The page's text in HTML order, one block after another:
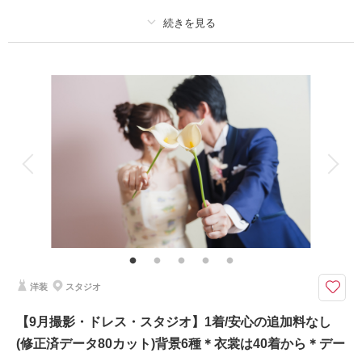
このプランで撮影可能な撮影レポート
撮影日：2025年6月23日
撮影場所：偕楽園&海（茨城）
撮影日の空き
を確認する
新婦衣装2着
ヘアメイク
データ 100 カット
会食
家族用衣装レンタル ペットと撮影
その他含むもの
雨天時は安心の日程変更料なし!!AMPM貸切なのでスタジオプランへ変更も
OK!!和装ロケ撮影地⇒偕楽園・常磐神社・筑波山神社・弘道館・七ツ洞公園
よりご提案しております。 その他にも思い出の場所、ご実家で撮影などお
実・安心・満足の人気プランです♪他社様のプラン内容と比較を
☆プランには下記含まれます☆
洋装 スタジオ
【9月撮影・ドレス・スタジオ】1着/安心の追加料なし
(修正済データ80カット)背景6種＊衣裳は40着から＊デー